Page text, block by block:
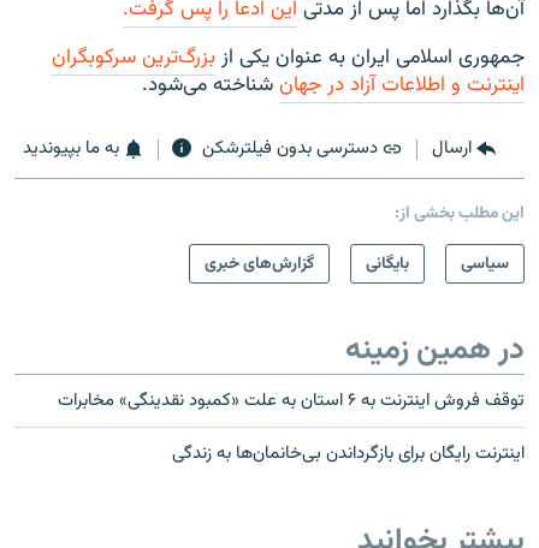
آن‌ها بگذارد اما پس از مدتی این ادعا را پس گرفت.
جمهوری اسلامی ایران به عنوان یکی ازبزرگ‌ترین سرکوبگران
اینترنت و اطلاعات آزاد در جهانشناخته می‌شود.
ارسال دسترسی بدون فیلترشکن به ما بپیوندید
این مطلب بخشی از:
سیاسی
بایگانی گزارش‌های خبری
در همین زمینه
توقف فروش اینترنت به ۶ استان به علت «کمبود نقدینگی» مخابرات
اینترنت رایگان برای بازگرداندن بی‌خانمان‌ها به زندگی